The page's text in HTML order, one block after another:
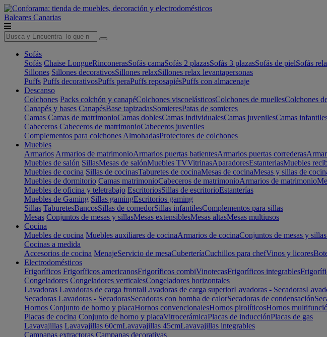
Baleares Canarias
Sofás
Sofás Chaise LongueRinconerasSofás camaSofás 2 plazasSofás 3 plazasSofás de pielSofás
Sillones Sillones decorativosSillones relaxSillones relax levantapersonas
Puffs Puffs decorativosPuffs peraPuffs reposapiésPuffs con almacenaje
Descanso
Colchones Packs colchón y canapéColchones viscoelásticosColchones de muellesColchones
Canapés y bases CanapésBase tapizadasSomieresPatas de somieres
Camas Camas de matrimonioCamas doblesCamas individualesCamas juvenilesCamas
Cabeceros Cabeceros de matrimonioCabeceros juveniles
Complementos para colchones AlmohadasProtectores de colchones
Muebles
Armarios Armarios de matrimonioArmarios puertas batientesArmarios puertas correderas
Muebles de salón SillasMesas de salónMuebles TVVitrinasAparadoresEstanteriasMuebles
Muebles de cocina Sillas de cocinasTaburetes de cocinaMesas de cocinaMesas y sillas de
Muebles de dormitorio Camas matrimonioCabeceros de matrimonioArmarios de matrimonio
Muebles de oficina y teletrabajo EscritoriosSillas de escritorioEstanterías
Muebles de Gaming Sillas gamingEscritorios gaming
Sillas TaburetesBancosSillas de comedorSillas infantilesComplementos para sillas
Mesas Conjuntos de mesas y sillasMesas extensiblesMesas altasMesas multiusos
Cocina
Muebles de cocina Muebles auxiliares de cocinaArmarios de cocinaConjuntos de mesas y
Cocinas a medida
Accesorios de cocina MenajeServicio de mesaCuberteríaCuchillos para chefVinos y licores
Electrodomésticos
Frigoríficos Frigoríficos americanosFrigoríficos combiVinotecasFrigoríficos integrables
Congeladores Congeladores verticalesCongeladores horizontales
Lavadoras Lavadoras de carga frontalLavadoras de carga superiorLavadoras - Secadoras
Secadoras Lavadoras - SecadorasSecadoras con bomba de calorSecadoras de condensación
Hornos Conjunto de horno y placaHornos convencionalesHornos pirolíticosHornos
Placas de cocina Conjunto de horno y placaVitrocerámicaPlacas de inducciónPlacas de gas
Lavavajillas Lavavajillas 60cmLavavajillas 45cmLavavajillas integrables
Campanas extractoras Campanas decorativas